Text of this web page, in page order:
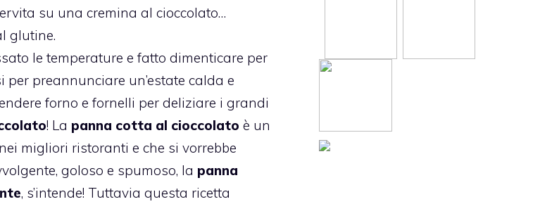
su una cremina al cioccolato…
glutine.
le temperature e fatto dimenticare per
preannunciare un’estate calda e
forno e fornelli per deliziare i grandi
! La panna cotta al cioccolato è un
migliori ristoranti e che si vorrebbe
goloso e spumoso, la panna
, s’intende! Tuttavia questa ricetta